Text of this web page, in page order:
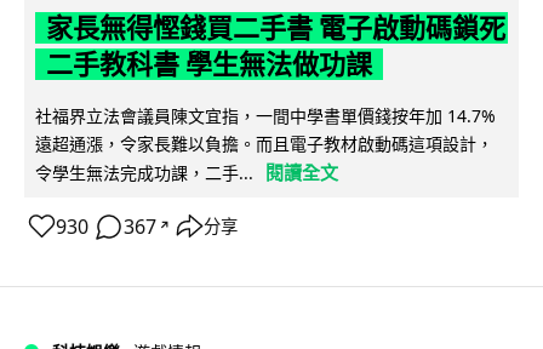
家長無得慳錢買二手書 電子啟動碼鎖死
二手教科書 學生無法做功課
社福界立法會議員陳文宜指，一間中學書單價錢按年加 14.7%
遠超通漲，令家長難以負擔。而且電子教材啟動碼這項設計，
令學生無法完成功課，二手...
閱讀全文
930 367 ↗ 分享